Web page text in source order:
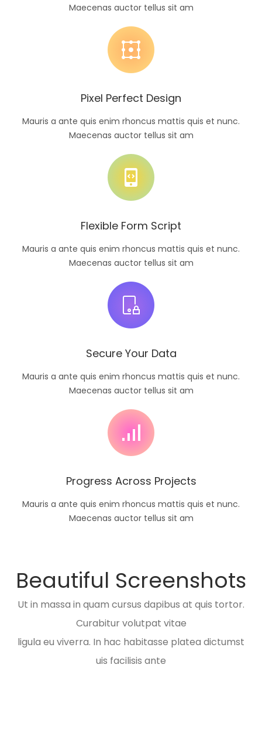
Maecenas auctor tellus sit am
Pixel Perfect Design
Mauris a ante quis enim rhoncus mattis quis et nunc.
Maecenas auctor tellus sit am
Flexible Form Script
Mauris a ante quis enim rhoncus mattis quis et nunc.
Maecenas auctor tellus sit am
Secure Your Data
Mauris a ante quis enim rhoncus mattis quis et nunc.
Maecenas auctor tellus sit am
Progress Across Projects
Mauris a ante quis enim rhoncus mattis quis et nunc.
Maecenas auctor tellus sit am
Beautiful Screenshots
Ut in massa in quam cursus dapibus at quis tortor.
Curabitur volutpat vitae
ligula eu viverra. In hac habitasse platea dictumst
uis facilisis ante